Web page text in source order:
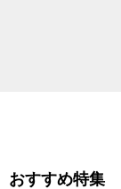
おすすめ特集